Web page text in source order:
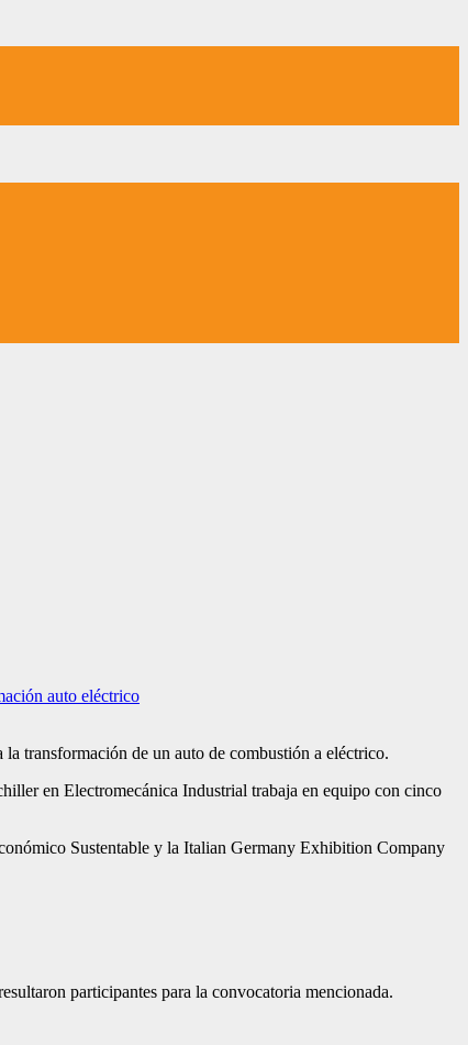
auto eléctrico
transformación de un auto de combustión a eléctrico.
en Electromecánica Industrial trabaja en equipo con cinco
Sustentable y la Italian Germany Exhibition Company
participantes para la convocatoria mencionada.